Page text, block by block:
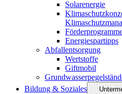
Solarenergie
Energiespartipps
Abfallentsorgung
Wertstoffe
Giftmobil
Bildung & Soziales